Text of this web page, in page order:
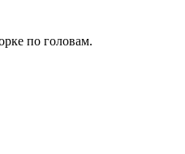
по головам.